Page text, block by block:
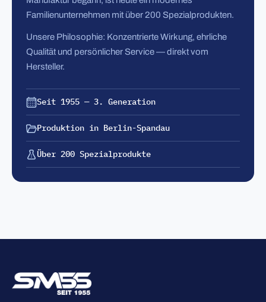
Familienunternehmen mit über 200 Spezialprodukten.
Unsere Philosophie: Konzentrierte Wirkung, ehrliche
Qualität und persönlicher Service — direkt vom
Hersteller.
Seit 1955 — 3. Generation
Produktion in Berlin-Spandau
Über 200 Spezialprodukte